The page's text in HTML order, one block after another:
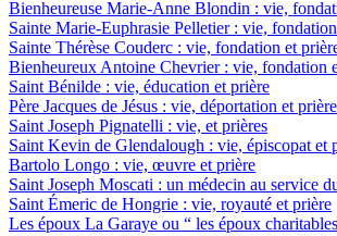
Bienheureuse Marie-Anne Blondin : vie,
Sainte Marie-Euphrasie Pelletier : vie,
Sainte Thérèse Couderc : vie, fondation et
Bienheureux Antoine Chevrier : vie, fondation
Saint Bénilde : vie, éducation et prière
Père Jacques de Jésus : vie, déportation et prière
Saint Joseph Pignatelli : vie, et prières
Saint Kevin de Glendalough : vie, épiscopat et
Bartolo Longo : vie, œuvre et prière
Saint Joseph Moscati : un médecin au service
Saint Émeric de Hongrie : vie, royauté et prière
Les époux La Garaye ou “ les époux